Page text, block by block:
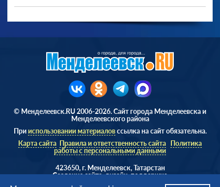
© Менделеевск.RU 2006-2026. Сайт города Менделеевска и
Менделеевского района
Прииспользовании материаловссылка на сайт обязательна.
Карта сайта Правила и ответственность сайта Политика
работы с персональными данными
423650, г. Менделеевск, Татарстан
Cоздание сайта, дизайн, поддержка